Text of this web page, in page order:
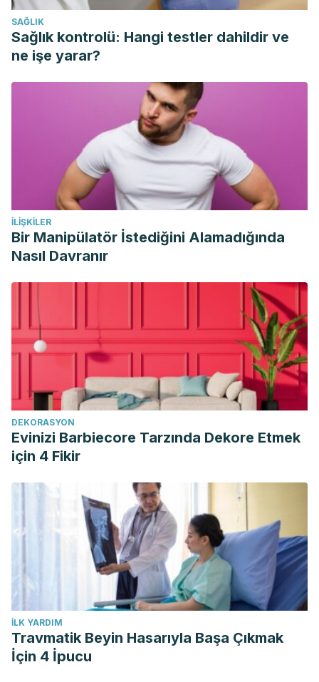
López-Torres Hidalgo, J. (2010). Adherencia a las
recomendaciones para evitar caídas en personas mayores
de 64 años Albacete, 2009. Revista Española de Salud
Pública, 84(4), 433–441.
SAĞLIK
Sağlık kontrolü: Hangi testler dahildir ve
ne işe yarar?
İLIŞKILER
Bir Manipülatör İstediğini Alamadığında
Nasıl Davranır
DEKORASYON
Evinizi Barbiecore Tarzında Dekore Etmek
için 4 Fikir
İLK YARDIM
Travmatik Beyin Hasarıyla Başa Çıkmak
İçin 4 İpucu